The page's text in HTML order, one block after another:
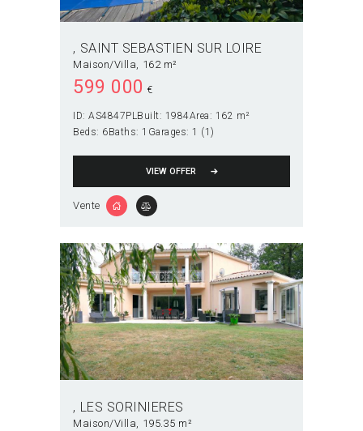
SAINT SEBASTIEN SUR LOIRE
Maison/Villa 162 m²
599 000 €
ID: AS4847PLBuilt: 1984Area: 162 m²
Beds: 6Baths: 1 Garages: 1 (1)
VIEW OFFER
Vente
LES SORINIERES
Maison/Villa 195.35 m²